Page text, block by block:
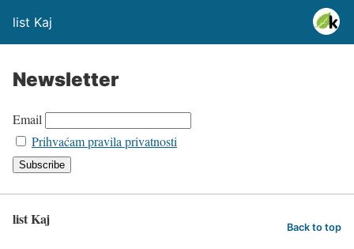
list Kaj
Newsletter
Email
Prihvaćam pravila privatnosti
list Kaj Back to top